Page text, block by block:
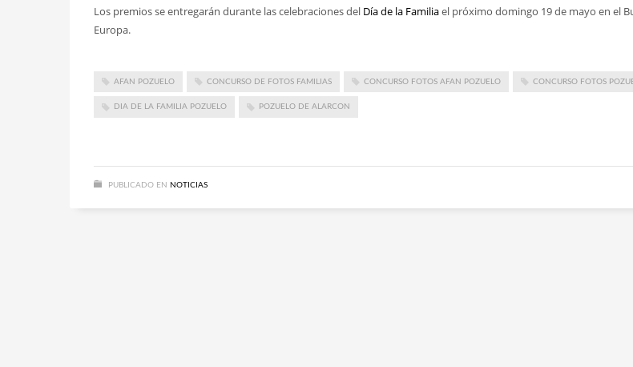
Los premios se entregarán durante las celebraciones del Día de la Familiael próximo domingo 19 de mayo en el
Europa.
AFAN POZUELO CONCURSO DE FOTOS FAMILIAS CONCURSO FOTOS AFAN POZUELO CONCURSO FOTOS
DIA DE LA FAMILIA POZUELO POZUELO DE ALARCON
PUBLICADO EN NOTICIAS